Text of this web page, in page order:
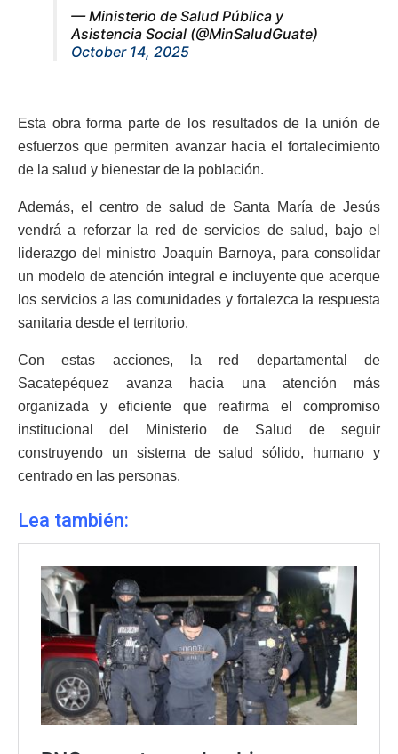
— Ministerio de Salud Pública y
Asistencia Social (@MinSaludGuate)
October 14, 2025
Esta obra forma parte de los resultados de la unión de
esfuerzos que permiten avanzar hacia el fortalecimiento
de la salud y bienestar de la población.
Además, el centro de salud de Santa María de Jesús
vendrá a reforzar la red de servicios de salud, bajo el
liderazgo del ministro Joaquín Barnoya, para consolidar
un modelo de atención integral e incluyente que acerque
los servicios a las comunidades y fortalezca la respuesta
sanitaria desde el territorio.
Con estas acciones, la red departamental de
Sacatepéquez avanza hacia una atención más
organizada y eficiente que reafirma el compromiso
institucional del Ministerio de Salud de seguir
construyendo un sistema de salud sólido, humano y
centrado en las personas.
Lea también: